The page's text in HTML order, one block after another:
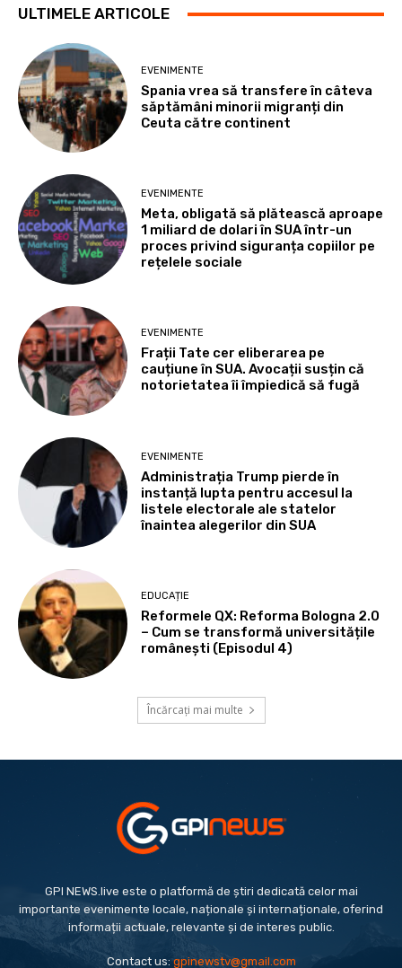
ULTIMELE ARTICOLE
EVENIMENTE
Spania vrea să transfere în câteva
săptămâni minorii migranți din
Ceuta către continent
EVENIMENTE
Meta, obligată să plătească aproape
1 miliard de dolari în SUA într-un
proces privind siguranța copiilor pe
rețelele sociale
EVENIMENTE
Frații Tate cer eliberarea pe
cauțiune în SUA. Avocații susțin că
notorietatea îi împiedică să fugă
EVENIMENTE
Administrația Trump pierde în
instanță lupta pentru accesul la
listele electorale ale statelor
înaintea alegerilor din SUA
EDUCAȚIE
Reformele QX: Reforma Bologna 2.0
– Cum se transformă universitățile
românești (Episodul 4)
Încărcați mai multe
GPI NEWS.live este o platformă de știri dedicată celor mai
importante evenimente locale, naționale și internaționale, oferind
informații actuale, relevante și de interes public.
Contact us:gpinewstv@gmail.com